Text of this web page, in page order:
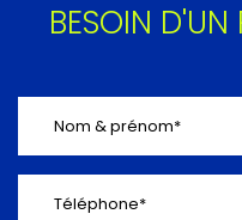
BESOIN D'UN